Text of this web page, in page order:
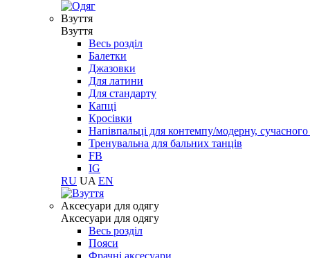
Взуття
Взуття
Весь розділ
Балетки
Джазовки
Для латини
Для стандарту
Капці
Кросівки
Напівпальці для контемпу/модерну,
Тренувальна для бальних танців
FB
IG
RU UA EN
Aксесуари для одягу
Aксесуари для одягу
Весь розділ
Пояси
Фрачні аксесуари